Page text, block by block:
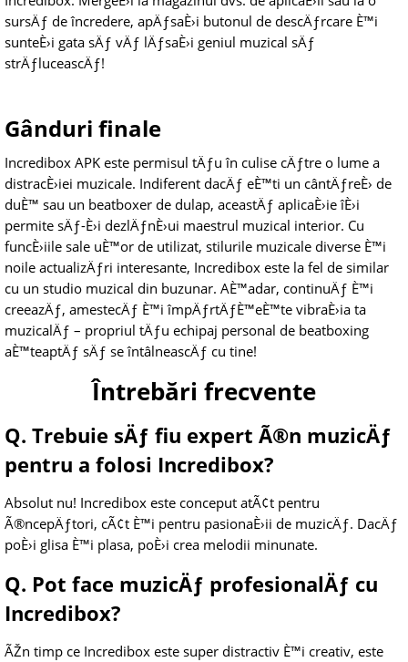
sursÄƒ de încredere, apÄƒsaÈ›i butonul de descÄƒrcare È™i
sunteÈ›i gata sÄƒ vÄƒ lÄƒsaÈ›i geniul muzical sÄƒ
strÄƒluceascÄƒ!
Gânduri finale
Incredibox APK este permisul tÄƒu în culise cÄƒtre o lume a
distracÈ›iei muzicale. Indiferent dacÄƒ eÈ™ti un cântÄƒreÈ› de
duÈ™ sau un beatboxer de dulap, aceastÄƒ aplicaÈ›ie îÈ›i
permite sÄƒ-È›i dezlÄƒnÈ›ui maestrul muzical interior. Cu
funcÈ›iile sale uÈ™or de utilizat, stilurile muzicale diverse È™i
noile actualizÄƒri interesante, Incredibox este la fel de similar
cu un studio muzical din buzunar. AÈ™adar, continuÄƒ È™i
creeazÄƒ, amestecÄƒ È™i împÄƒrtÄƒÈ™eÈ™te vibraÈ›ia ta
muzicalÄƒ – propriul tÄƒu echipaj personal de beatboxing
aÈ™teaptÄƒ sÄƒ se întâlneascÄƒ cu tine!
Întrebări frecvente
Q. Trebuie sÄƒ fiu expert Ã®n muzicÄƒ
pentru a folosi Incredibox?
Absolut nu! Incredibox este conceput atÃ¢t pentru
Ã®ncepÄƒtori, cÃ¢t È™i pentru pasionaÈ›ii de muzicÄƒ. DacÄƒ
poÈ›i glisa È™i plasa, poÈ›i crea melodii minunate.
Q. Pot face muzicÄƒ profesionalÄƒ cu
Incredibox?
ÃŽn timp ce Incredibox este super distractiv È™i creativ, este